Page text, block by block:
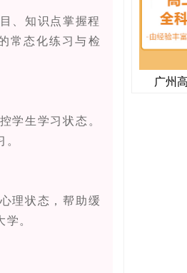
、知识点掌握程
常态化练习与检
学生学习状态。
理状态，帮助缓
。
广州